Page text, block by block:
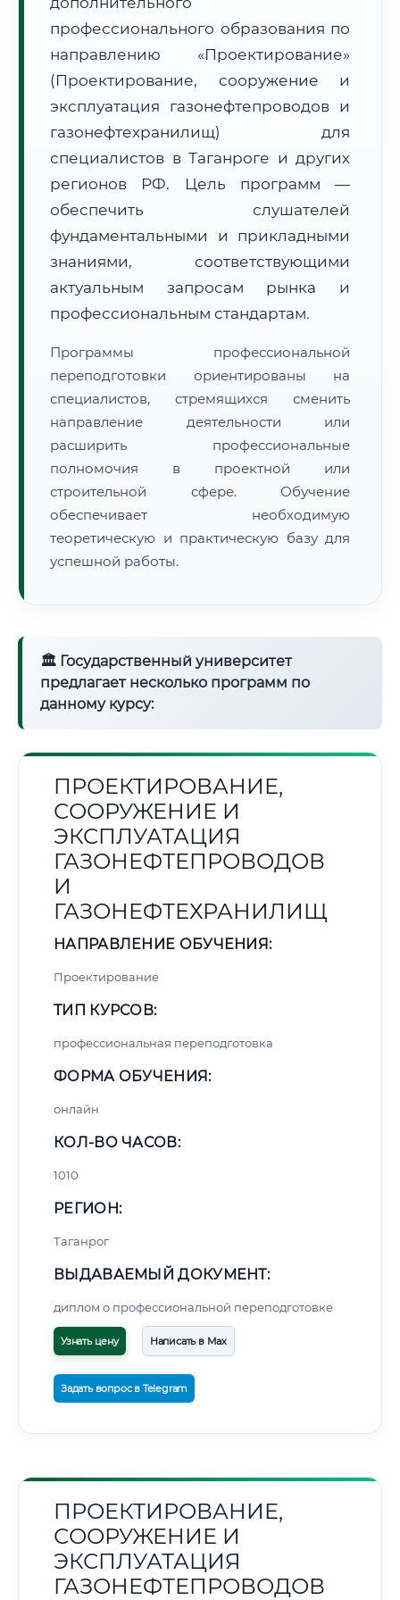
Расчет логистики оригиналов:
• Маршрут транзита:~3 134 км
• Экспресс-доставка СДЭК / Почтой:
📜 Документы и аккредитация
профессионального образования по
направлению «Проектирование»
(Проектирование, сооружение и
эксплуатация газонефтепроводов и
газонефтехранилищ) для
специалистов в Таганроге и других
регионов РФ. Цель программ —
обеспечить слушателей
фундаментальными и прикладными
знаниями, соответствующими
актуальным запросам рынка и
профессиональным стандартам.
Программы профессиональной
переподготовки ориентированы на
специалистов, стремящихся сменить
направление деятельности или
расширить профессиональные
полномочия в проектной или
строительной сфере. Обучение
обеспечивает необходимую
теоретическую и практическую базу для
успешной работы.
🏛 Государственный университет
предлагает несколько программ по
данному курсу:
ПРОЕКТИРОВАНИЕ,
СООРУЖЕНИЕ И
ЭКСПЛУАТАЦИЯ
ГАЗОНЕФТЕПРОВОДОВ
И
ГАЗОНЕФТЕХРАНИЛИЩ
НАПРАВЛЕНИЕ ОБУЧЕНИЯ:
Проектирование
ТИП КУРСОВ:
профессиональная переподготовка
ФОРМА ОБУЧЕНИЯ:
онлайн
КОЛ-ВО ЧАСОВ:
1010
РЕГИОН:
Таганрог
ВЫДАВАЕМЫЙ ДОКУМЕНТ:
диплом о профессиональной переподготовке
Узнать цену Написать в Max
Задать вопрос в Telegram
ПРОЕКТИРОВАНИЕ,
СООРУЖЕНИЕ И
ЭКСПЛУАТАЦИЯ
ГАЗОНЕФТЕПРОВОДОВ